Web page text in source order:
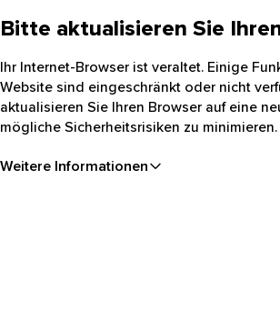
Bitte aktualisieren Sie
Ihr Internet-Browser ist veraltet. Einige
Website sind eingeschränkt oder nicht
aktualisieren Sie Ihren Browser auf eine
mögliche Sicherheitsrisiken zu minimieren.
Weitere Informationen